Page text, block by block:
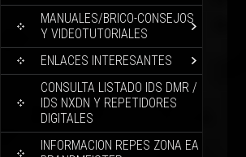
MANUALES/BRICO-CONSEJOS
Y VIDEOTUTORIALES
ENLACES INTERESANTES
CONSULTA LISTADO IDS DMR /
IDS NXDN Y REPETIDORES
DIGITALES
INFORMACION REPES ZONA EA